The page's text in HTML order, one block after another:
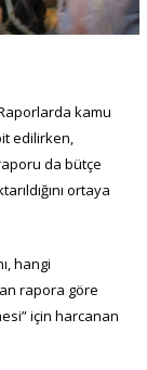
Raporlarda kamu
edilirken,
raporu da bütçe
ortaya
hangi
rapora göre
için harcanan